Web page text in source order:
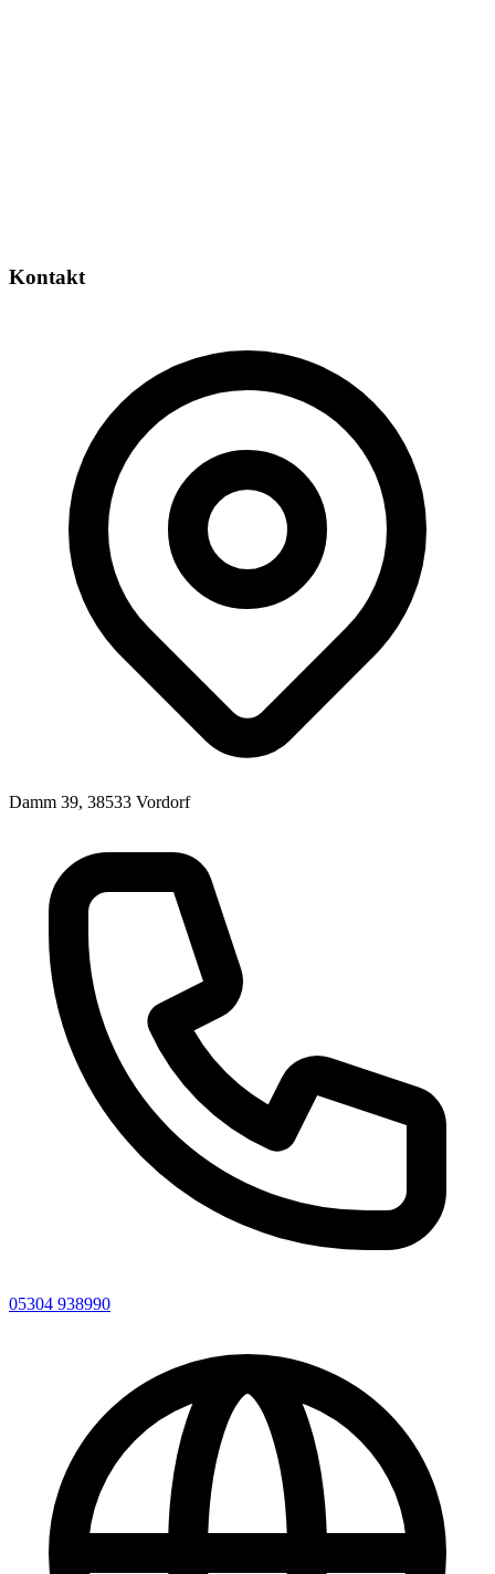
Kontakt
Damm 39, 38533 Vordorf
05304 938990